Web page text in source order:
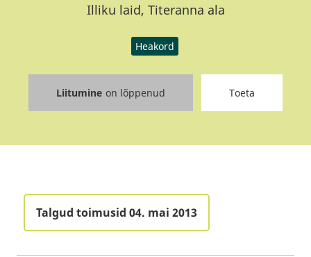
Illiku laid, Titeranna ala
Heakord
Liitumine on lõppenud Toeta
Talgud toimusid 04. mai 2013